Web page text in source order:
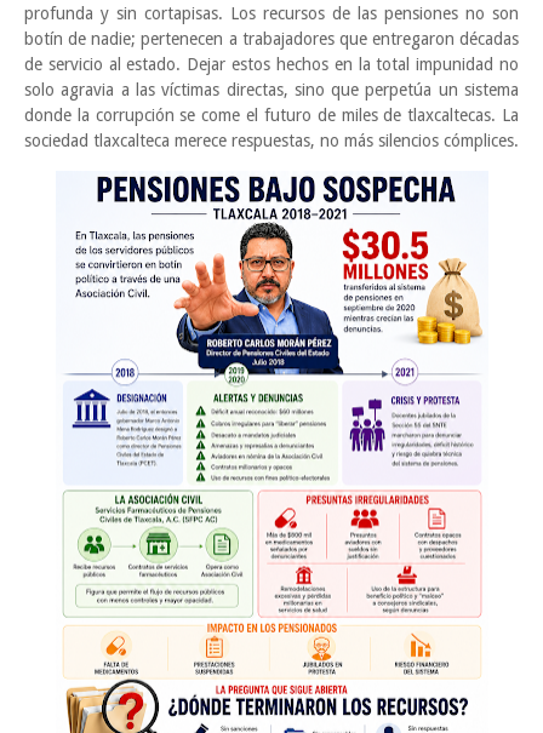
profunda y sin cortapisas. Los recursos de las pensiones no son
botín de nadie; pertenecen a trabajadores que entregaron décadas
de servicio al estado. Dejar estos hechos en la total impunidad no
solo agravia a las víctimas directas, sino que perpetúa un sistema
donde la corrupción se come el futuro de miles de tlaxcaltecas. La
sociedad tlaxcalteca merece respuestas, no más silencios cómplices.